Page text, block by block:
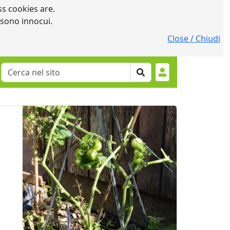
cookies are.
innocui.
Close / Chiudi